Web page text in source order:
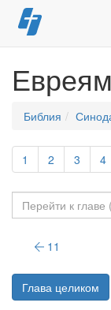
Перейти
к
Библия
1 2 3 4
11
Глава целиком